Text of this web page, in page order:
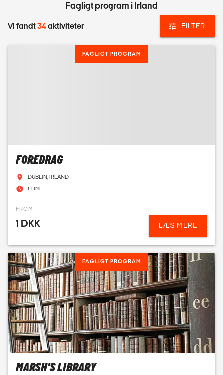
Fagligt program i Irland
Vi fandt34aktiviteter FILTER
FAGLIGT PROGRAM
FOREDRAG
DUBLIN, IRLAND
1 TIME
FROM
1 DKK LÆS MERE
FAGLIGT PROGRAM
MARSH'S LIBRARY